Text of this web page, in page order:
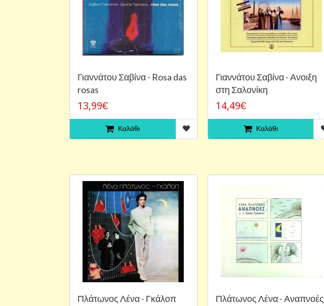
Γιαννάτου Σαβίνα - Rosa das
rosas
13,99€
Καλάθι
Γιαννάτου Σαβίνα - Ανοιξη
στη Σαλονίκη
14,49€
Καλάθι
Πλάτωνος Λένα - Γκάλοπ Πλάτωνος Λένα - Αναπνοές